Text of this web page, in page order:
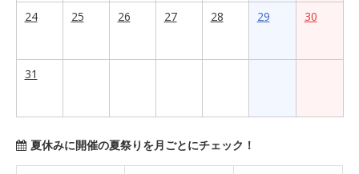
24 25 26 27 28 29 30
31
夏休みに開催の夏祭りを月ごとにチェック！